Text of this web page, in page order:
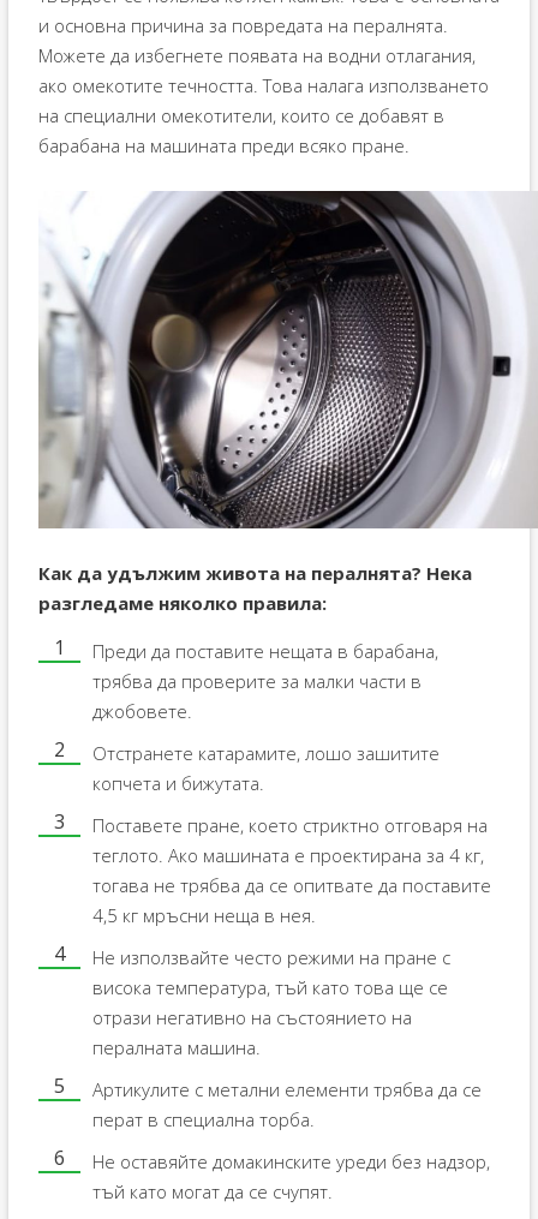
и основна причина за повредата на пералнята.
Можете да избегнете появата на водни отлагания,
ако омекотите течността. Това налага използването
на специални омекотители, които се добавят в
барабана на машината преди всяко пране.
Как да удължим живота на пералнята? Нека
разгледаме няколко правила:
Преди да поставите нещата в барабана,
трябва да проверите за малки части в
джобовете.
Отстранете катарамите, лошо зашитите
копчета и бижутата.
Поставете пране, което стриктно отговаря на
теглото. Ако машината е проектирана за 4 кг,
тогава не трябва да се опитвате да поставите
4,5 кг мръсни неща в нея.
Не използвайте често режими на пране с
висока температура, тъй като това ще се
отрази негативно на състоянието на
пералната машина.
Артикулите с метални елементи трябва да се
перат в специална торба.
Не оставяйте домакинските уреди без надзор,
тъй като могат да се счупят.